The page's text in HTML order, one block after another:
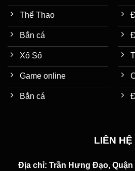
Thể Thao
Bắn cá
Xổ Số
Game online
Bắn cá
LIÊN HỆ
Địa chỉ: Trần Hưng Đạo, Quận